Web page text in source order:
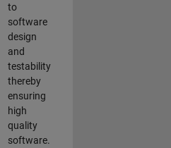
to
software
design
and
testability
thereby
ensuring
high
quality
software.